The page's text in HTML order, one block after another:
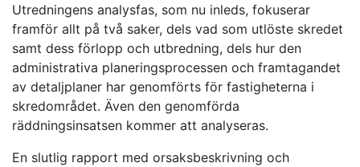
Utredningens analysfas, som nu inleds, fokuserar
framför allt på två saker, dels vad som utlöste skredet
samt dess förlopp och utbredning, dels hur den
administrativa planeringsprocessen och framtagandet
av detaljplaner har genomförts för fastigheterna i
skredområdet. Även den genomförda
räddningsinsatsen kommer att analyseras.
En slutlig rapport med orsaksbeskrivning och